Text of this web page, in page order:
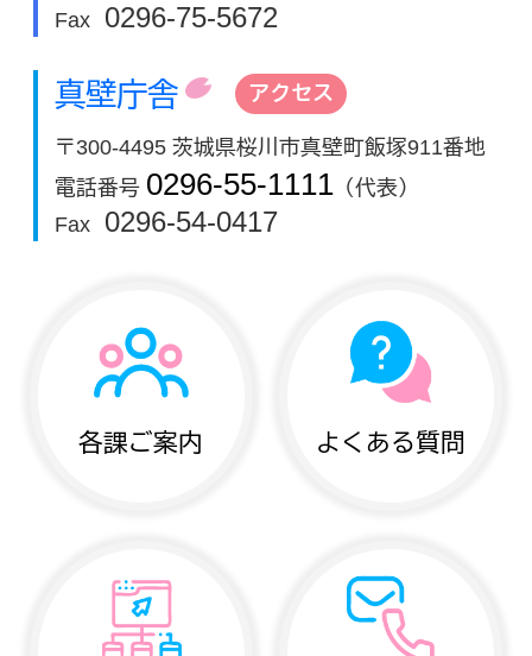
Fax
0296-75-5672
真壁庁舎 アクセス
〒300-4495 茨城県桜川市真壁町飯塚911番地
電話番号 0296-55-1111 （代表）
Fax
0296-54-0417
各課ご案内 よくある質問